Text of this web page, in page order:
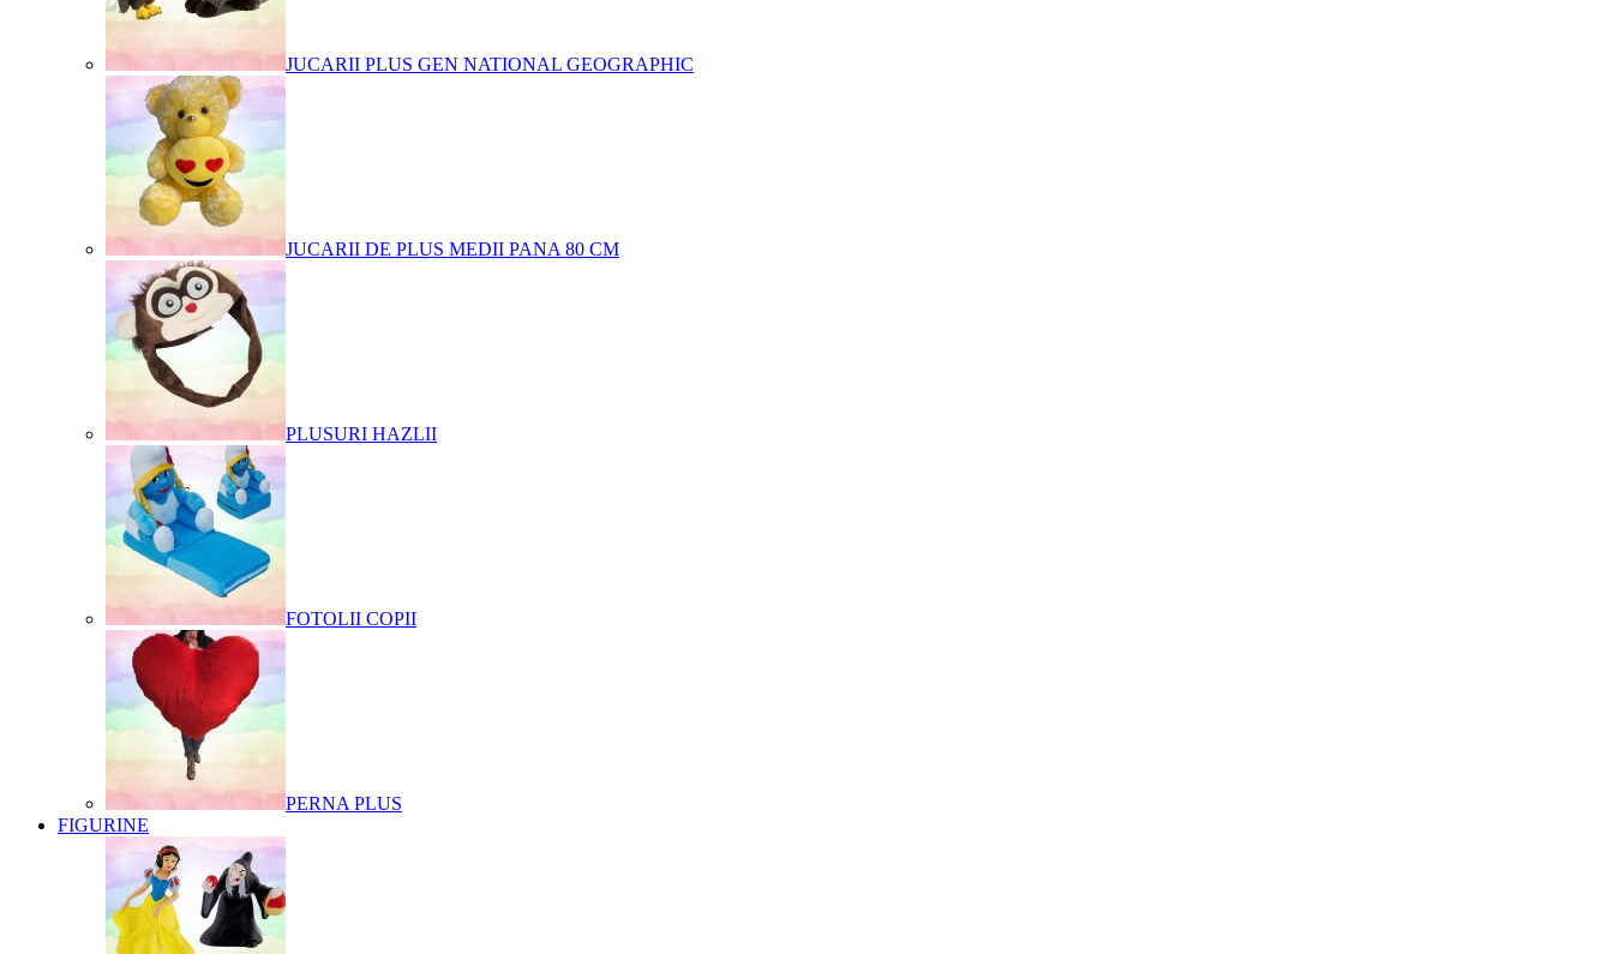
JUCARII PLUS GEN NATIONAL GEOGRAPHIC
JUCARII DE PLUS MEDII PANA 80 CM
PLUSURI HAZLII
FOTOLII COPII
PERNA PLUS
FIGURINE